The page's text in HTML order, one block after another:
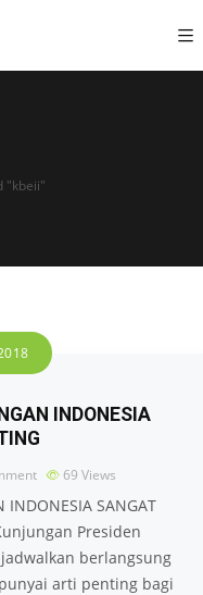
"kbeii"
INDONESIA
69 Views
INDONESIA SANGAT
Presiden
berlangsung
arti penting bagi